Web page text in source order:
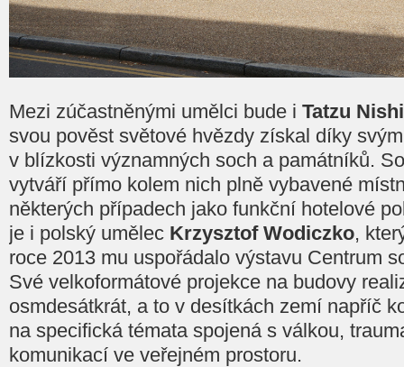
Mezi zúčastněnými umělci bude i ​Tatzu Nishi​​
svou pověst světové hvězdy získal díky
v blízkosti významných soch a památníků.
vytváří přímo kolem nich plně vybavené
některých případech jako funkční hotelové
je i polský umělec ​Krzysztof Wodiczko​​,​
roce 2013 mu uspořádalo výstavu Centrum
Své velkoformátové projekce na budovy
osmdesátkrát, a to v desítkách zemí napříč
na specifická témata spojená s válkou,
komunikací ve veřejném prostoru.